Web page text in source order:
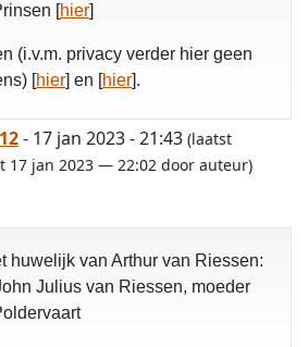
[hier]
(i.v.m. privacy verder hier geen
[hier] en [hier].
- 17 jan 2023 - 21:43 (laatst
17 jan 2023 — 22:02 door auteur)
huwelijk van Arthur van Riessen:
Julius van Riessen, moeder